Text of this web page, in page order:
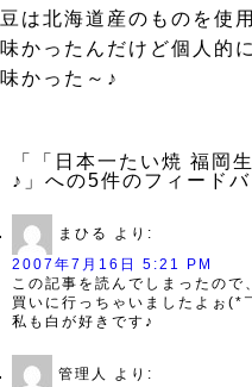
豆は北海道産のものを使
味かったんだけど個人的
味かった～♪
「「日本一たい焼 福岡
♪」への5件のフィードバ
まひる
より:
2007年7月16日 5:21 PM
この記事を読んでしまったので、
買いに行っちゃいましたよぉ(*
私も白が好きです♪
管理人
より: